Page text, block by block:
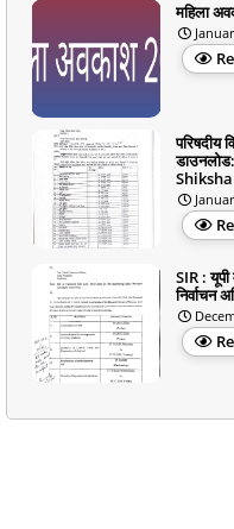
महिला
परिषदीय
SIR :
निर्वाचन